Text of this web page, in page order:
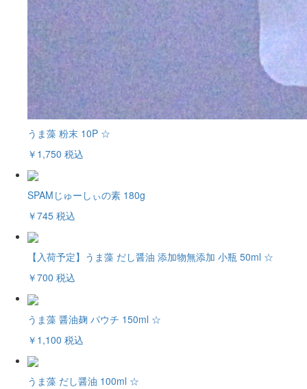
うま藻 粉末 10P ☆
￥1,750 税込
SPAMじゅーしぃの素 180g
￥745 税込
【入荷予定】うま藻 だし醤油 添加物無添加 小瓶 50ml ☆
￥700 税込
うま藻 醤油麹 パウチ 150ml ☆
￥1,100 税込
うま藻 だし醤油 100ml ☆